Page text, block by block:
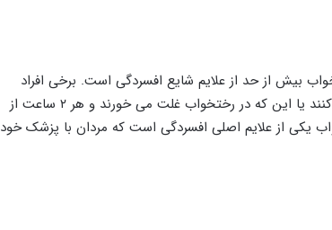
بیش از حد از علایم شایع افسردگی است. برخی افراد
روزی ۱۲ ساعت می خوابند و باز هم احساس خستگی می کنند یا این که در رختخواب غلت می خورند و هر ۲ ساعت از
یکی از علایم اصلی افسردگی است که مردان با پزشک خود